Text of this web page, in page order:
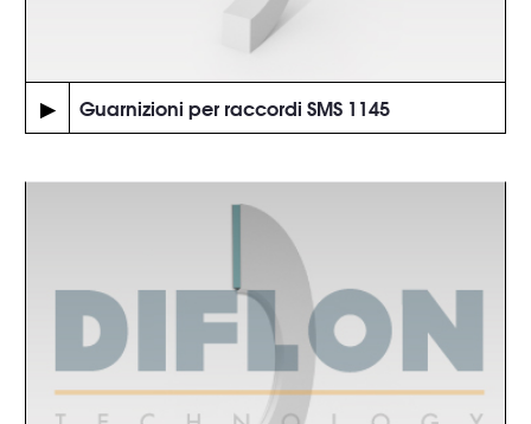
▶ Guarnizioni per raccordi SMS 1145